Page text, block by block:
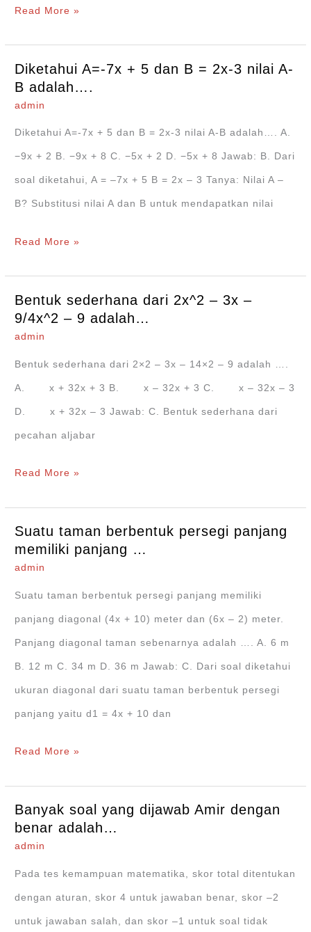
Himpunan
3x+3
<
21
…
Read More »
Diketahui A=-7x + 5 dan B = 2x-3 nilai A-
B adalah….
admin
Diketahui A=-7x + 5 dan B = 2x-3 nilai A-B adalah…. A.
−9x + 2 B. −9x + 8 C. −5x + 2 D. −5x + 8 Jawab: B. Dari
soal diketahui, A = ‒7x + 5 B = 2x ‒ 3 Tanya: Nilai A ‒
B? Substitusi nilai A dan B untuk mendapatkan nilai
Diketahui
5
dan
B
=
2x-
A-
adalah….
Read More »
Bentuk sederhana dari 2x^2 – 3x –
9/4x^2 – 9 adalah…
admin
Bentuk sederhana dari 2×2 ‒ 3x ‒ 14×2 ‒ 9 adalah ….
A. x + 32x + 3 B. x ‒ 32x + 3 C. x ‒ 32x ‒ 3
D. x + 32x ‒ 3 Jawab: C. Bentuk sederhana dari
pecahan aljabar
Bentuk
3x
–
9/4x^2
–
9 adalah…
Read More »
Suatu taman berbentuk persegi panjang
memiliki panjang …
admin
Suatu taman berbentuk persegi panjang memiliki
panjang diagonal (4x + 10) meter dan (6x – 2) meter.
Panjang diagonal taman sebenarnya adalah …. A. 6 m
B. 12 m C. 34 m D. 36 m Jawab: C. Dari soal diketahui
ukuran diagonal dari suatu taman berbentuk persegi
panjang yaitu d1 = 4x + 10 dan
Suatu
persegi
panjang
memiliki
panjang
Read More »
Banyak soal yang dijawab Amir dengan
benar adalah…
admin
Pada tes kemampuan matematika, skor total ditentukan
dengan aturan, skor 4 untuk jawaban benar, skor –2
untuk jawaban salah, dan skor –1 untuk soal tidak